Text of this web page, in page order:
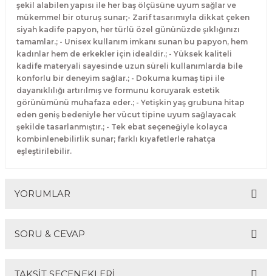
şekil alabilen yapısı ile her baş ölçüsüne uyum sağlar ve
mükemmel bir oturuş sunar;- Zarif tasarımıyla dikkat çeken
siyah kadife papyon, her türlü özel gününüzde şıklığınızı
tamamlar.; - Unisex kullanım imkanı sunan bu papyon, hem
kadınlar hem de erkekler için idealdir.; - Yüksek kaliteli
kadife materyali sayesinde uzun süreli kullanımlarda bile
konforlu bir deneyim sağlar.; - Dokuma kumaş tipi ile
dayanıklılığı artırılmış ve formunu koruyarak estetik
görünümünü muhafaza eder.; - Yetişkin yaş grubuna hitap
eden geniş bedeniyle her vücut tipine uyum sağlayacak
şekilde tasarlanmıştır.; - Tek ebat seçeneğiyle kolayca
kombinlenebilirlik sunar; farklı kıyafetlerle rahatça
eşleştirilebilir.
YORUMLAR
SORU & CEVAP